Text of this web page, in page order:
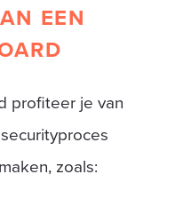
EEN
profiteer je van
zoals: